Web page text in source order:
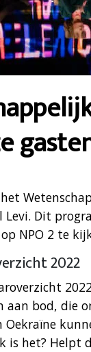
Levi. Dit
NPO 2 te
2022
bod, die
het? Helpt